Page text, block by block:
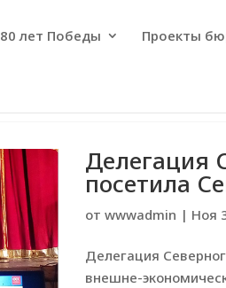
80 лет Победы Проекты
Делегация
посетила
отwwwadmin | Ноя
Делегация
внешне-